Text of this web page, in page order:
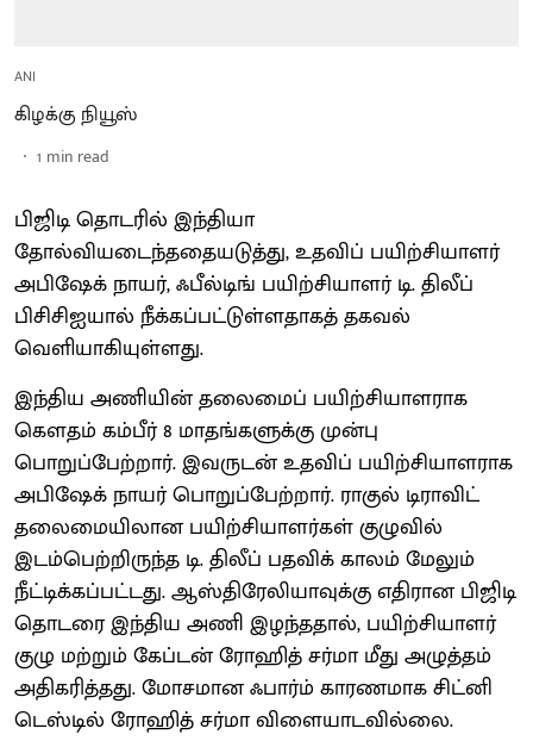
ANI
கிழக்கு நியூஸ்
1 min read
பிஜிடி தொடரில் இந்தியா
தோல்வியடைந்ததையடுத்து, உதவிப் பயிற்சியாளர்
அபிஷேக் நாயர், ஃபீல்டிங் பயிற்சியாளர் டி. திலீப்
பிசிசிஐயால் நீக்கப்பட்டுள்ளதாகத் தகவல்
வெளியாகியுள்ளது.
இந்திய அணியின் தலைமைப் பயிற்சியாளராக
கௌதம் கம்பீர் 8 மாதங்களுக்கு முன்பு
பொறுப்பேற்றார். இவருடன் உதவிப் பயிற்சியாளராக
அபிஷேக் நாயர் பொறுப்பேற்றார். ராகுல் டிராவிட்
தலைமையிலான பயிற்சியாளர்கள் குழுவில்
இடம்பெற்றிருந்த டி. திலீப் பதவிக் காலம் மேலும்
நீட்டிக்கப்பட்டது. ஆஸ்திரேலியாவுக்கு எதிரான பிஜிடி
தொடரை இந்திய அணி இழந்ததால், பயிற்சியாளர்
குழு மற்றும் கேப்டன் ரோஹித் சர்மா மீது அழுத்தம்
அதிகரித்தது. மோசமான ஃபார்ம் காரணமாக சிட்னி
டெஸ்டில் ரோஹித் சர்மா விளையாடவில்லை.